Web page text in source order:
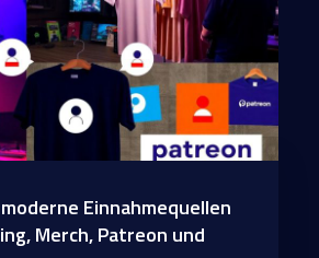
Einnahmequellen
Merch, Patreon und